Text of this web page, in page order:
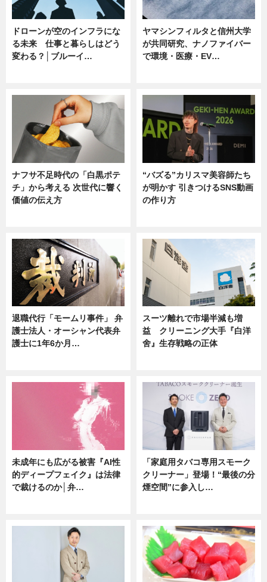
ドローンが空のインフラにな
る未来 仕事と暮らしはどう
変わる？│ブルーイ…
ヤマシンフィルタと信州大学
が共同研究、ナノファイバー
で環境・医療・EV…
ナフサ不足時代の「白黒ポテ
チ」から考える 次世代に響く
価値の伝え方
“バズる”カリスマ美容師たち
が明かす 引きつけるSNS動画
の作り方
退職代行「モームリ事件」 弁
護士法人・オーシャン代表弁
護士に1年6か月…
スーツ離れで市場半減も増
益 クリーニング大手『白洋
舍』生存戦略の正体
未成年にも広がる被害『AI性
的ディープフェイク』は法律
で裁けるのか│弁…
「家庭用タバコ専用スモーク
クリーナー」登場！“最後の分
煙空間”に参入し…